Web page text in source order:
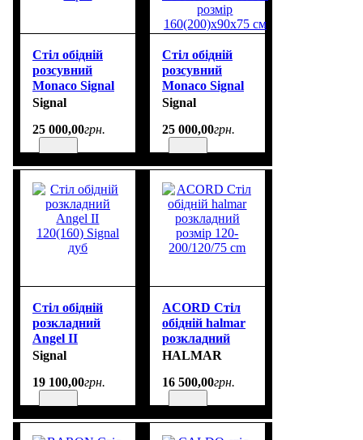
Стіл обідній
розсувний
Monaco Signal
бежевий мат/
Signal
25 000,00грн.
Стіл обідній
розсувний
Monaco Signal
чорний мат/
MONACOCOR160
Signal
25 000,00грн.
Стіл обідній
розкладний
Angel II
120(160) Signal
Signal
19 100,00грн.
ACORD Стіл
обідній halmar
розкладний
розмір 120-
HALMAR
16 500,00грн.